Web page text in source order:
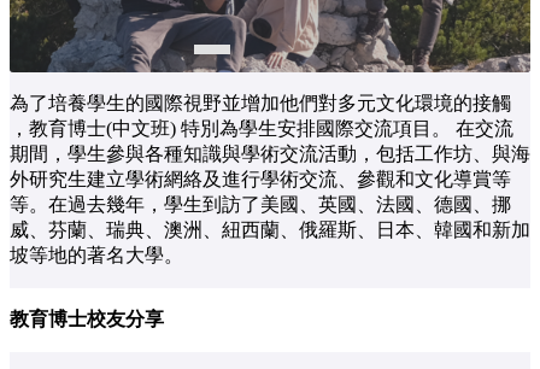
為了培養學生的國際視野並增加他們對多元文化環境的接觸
，教育博士(中文班) 特別為學生安排國際交流項目。 在交流
期間，學生參與各種知識與學術交流活動，包括工作坊、與海
外研究生建立學術網絡及進行學術交流、參觀和文化導賞等
等。在過去幾年，學生到訪了美國、英國、法國、德國、挪
威、芬蘭、瑞典、澳洲、紐西蘭、俄羅斯、日本、韓國和新加
坡等地的著名大學。
教育博士校友分享